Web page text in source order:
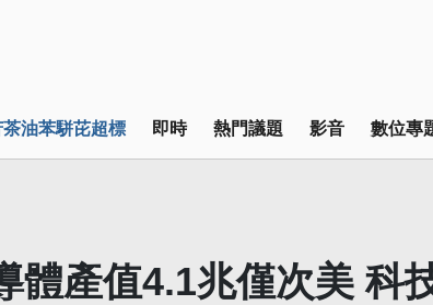
油苯駢芘超標 即時 熱門議題 影音 數位專
體產值4.1兆僅次美 科